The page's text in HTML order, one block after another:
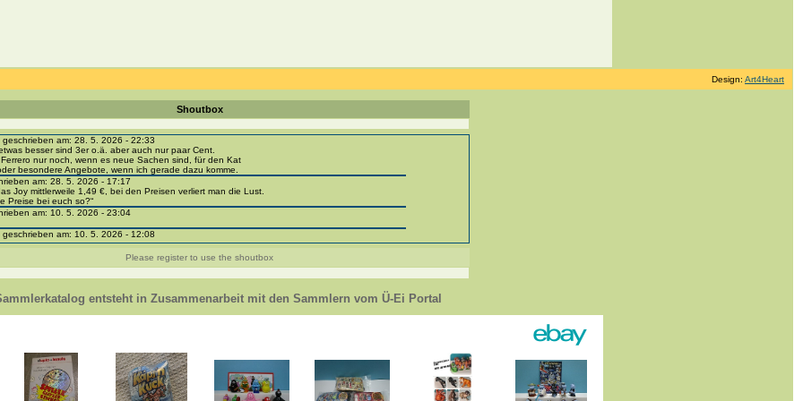
Design: Art4Heart
Shoutbox
geschrieben am: 28. 5. 2026 - 22:33
besser sind 3er o.ä. aber auch nur paar Cent.
nur noch, wenn es neue Sachen sind, für den Kat
besondere Angebote, wenn ich gerade dazu komme.
am: 28. 5. 2026 - 17:17
Joy mittlerweile 1,49 €, bei den Preisen verliert man die Lust.
Preise bei euch so?“
am: 10. 5. 2026 - 23:04
geschrieben am: 10. 5. 2026 - 12:08
portal-sammlerkatalog.de/categories.php?cat_id=1043
- BPZ obere Reihe
zur Strafe die nächsten 3 Monate keine Ü-Eier bekommen ;))
310, 318 und 326 habe ich keine BPZ
leider weggeworfen *grrrr* ;)
am: 29. 4. 2026 - 18:04
mir auch ein
geschrieben am: 28. 4. 2026 - 21:01
Erinnerung ... oder?
Please register to use the shoutbox
entsteht in Zusammenarbeit mit den Sammlern vom Ü-Ei Portal